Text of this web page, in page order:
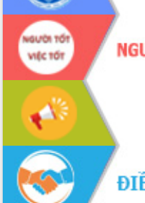
hàng tuần
Tháo gỡ những vướng mắc, đẩy mạnh
công tác cải cách thủ tục hành chính
tại Trung tâm Phục vụ hành chính
công tỉnh
Đắk Lắk: Tôn vinh 46 giải pháp tại Hội
thi Sáng tạo Kỹ thuật 2024 - 2025
Đắk Lắk rà soát, điều chỉnh Đề án 190
về phát triển nuôi trồng thủy sản
Phó Chủ tịch UBND tỉnh Đắk Lắk
Trương Công Thái kiểm tra thực địa
Dự án cao tốc Khánh Hòa - Buôn Ma
Thuột